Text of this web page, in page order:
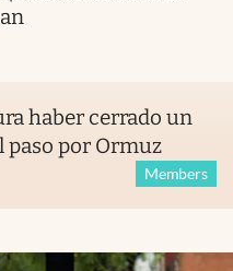
haber cerrado un
paso por Ormuz
Members